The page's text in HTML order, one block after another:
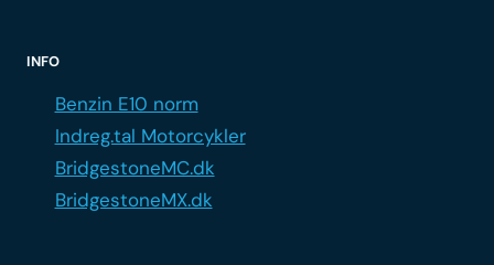
INFO
Benzin E10 norm
Indreg.tal Motorcykler
BridgestoneMC.dk
BridgestoneMX.dk